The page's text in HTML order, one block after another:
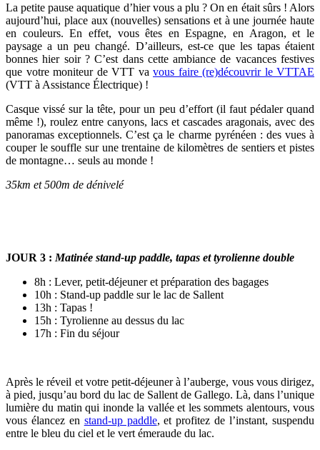
La petite pause aquatique d’hier vous a plu ? On en était sûrs ! Alors
aujourd’hui, place aux (nouvelles) sensations et à une journée haute
en couleurs. En effet, vous êtes en Espagne, en Aragon, et le
paysage a un peu changé. D’ailleurs, est-ce que les tapas étaient
bonnes hier soir ? C’est dans cette ambiance de vacances festives
que votre moniteur de VTT va vous faire (re)découvrir le VTTAE
(VTT à Assistance Électrique) !
Casque vissé sur la tête, pour un peu d’effort (il faut pédaler quand
même !), roulez entre canyons, lacs et cascades aragonais, avec des
panoramas exceptionnels. C’est ça le charme pyrénéen : des vues à
couper le souffle sur une trentaine de kilomètres de sentiers et pistes
de montagne… seuls au monde !
35km et 500m de dénivelé
JOUR 3 : Matinée stand-up paddle, tapas et tyrolienne double
8h : Lever, petit-déjeuner et préparation des bagages
10h : Stand-up paddle sur le lac de Sallent
13h : Tapas !
15h : Tyrolienne au dessus du lac
17h : Fin du séjour
Après le réveil et votre petit-déjeuner à l’auberge, vous vous dirigez,
à pied, jusqu’au bord du lac de Sallent de Gallego. Là, dans l’unique
lumière du matin qui inonde la vallée et les sommets alentours, vous
vous élancez en stand-up paddle, et profitez de l’instant, suspendu
entre le bleu du ciel et le vert émeraude du lac.